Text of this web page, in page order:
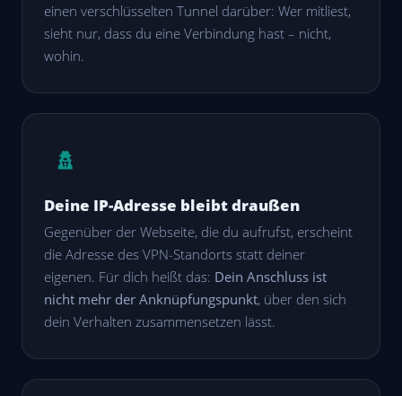
einen verschlüsselten Tunnel darüber: Wer mitliest,
sieht nur, dass du eine Verbindung hast – nicht,
wohin.
Deine IP-Adresse bleibt draußen
Gegenüber der Webseite, die du aufrufst, erscheint
die Adresse des VPN-Standorts statt deiner
eigenen. Für dich heißt das: Dein Anschluss ist
nicht mehr der Anknüpfungspunkt, über den sich
dein Verhalten zusammensetzen lässt.